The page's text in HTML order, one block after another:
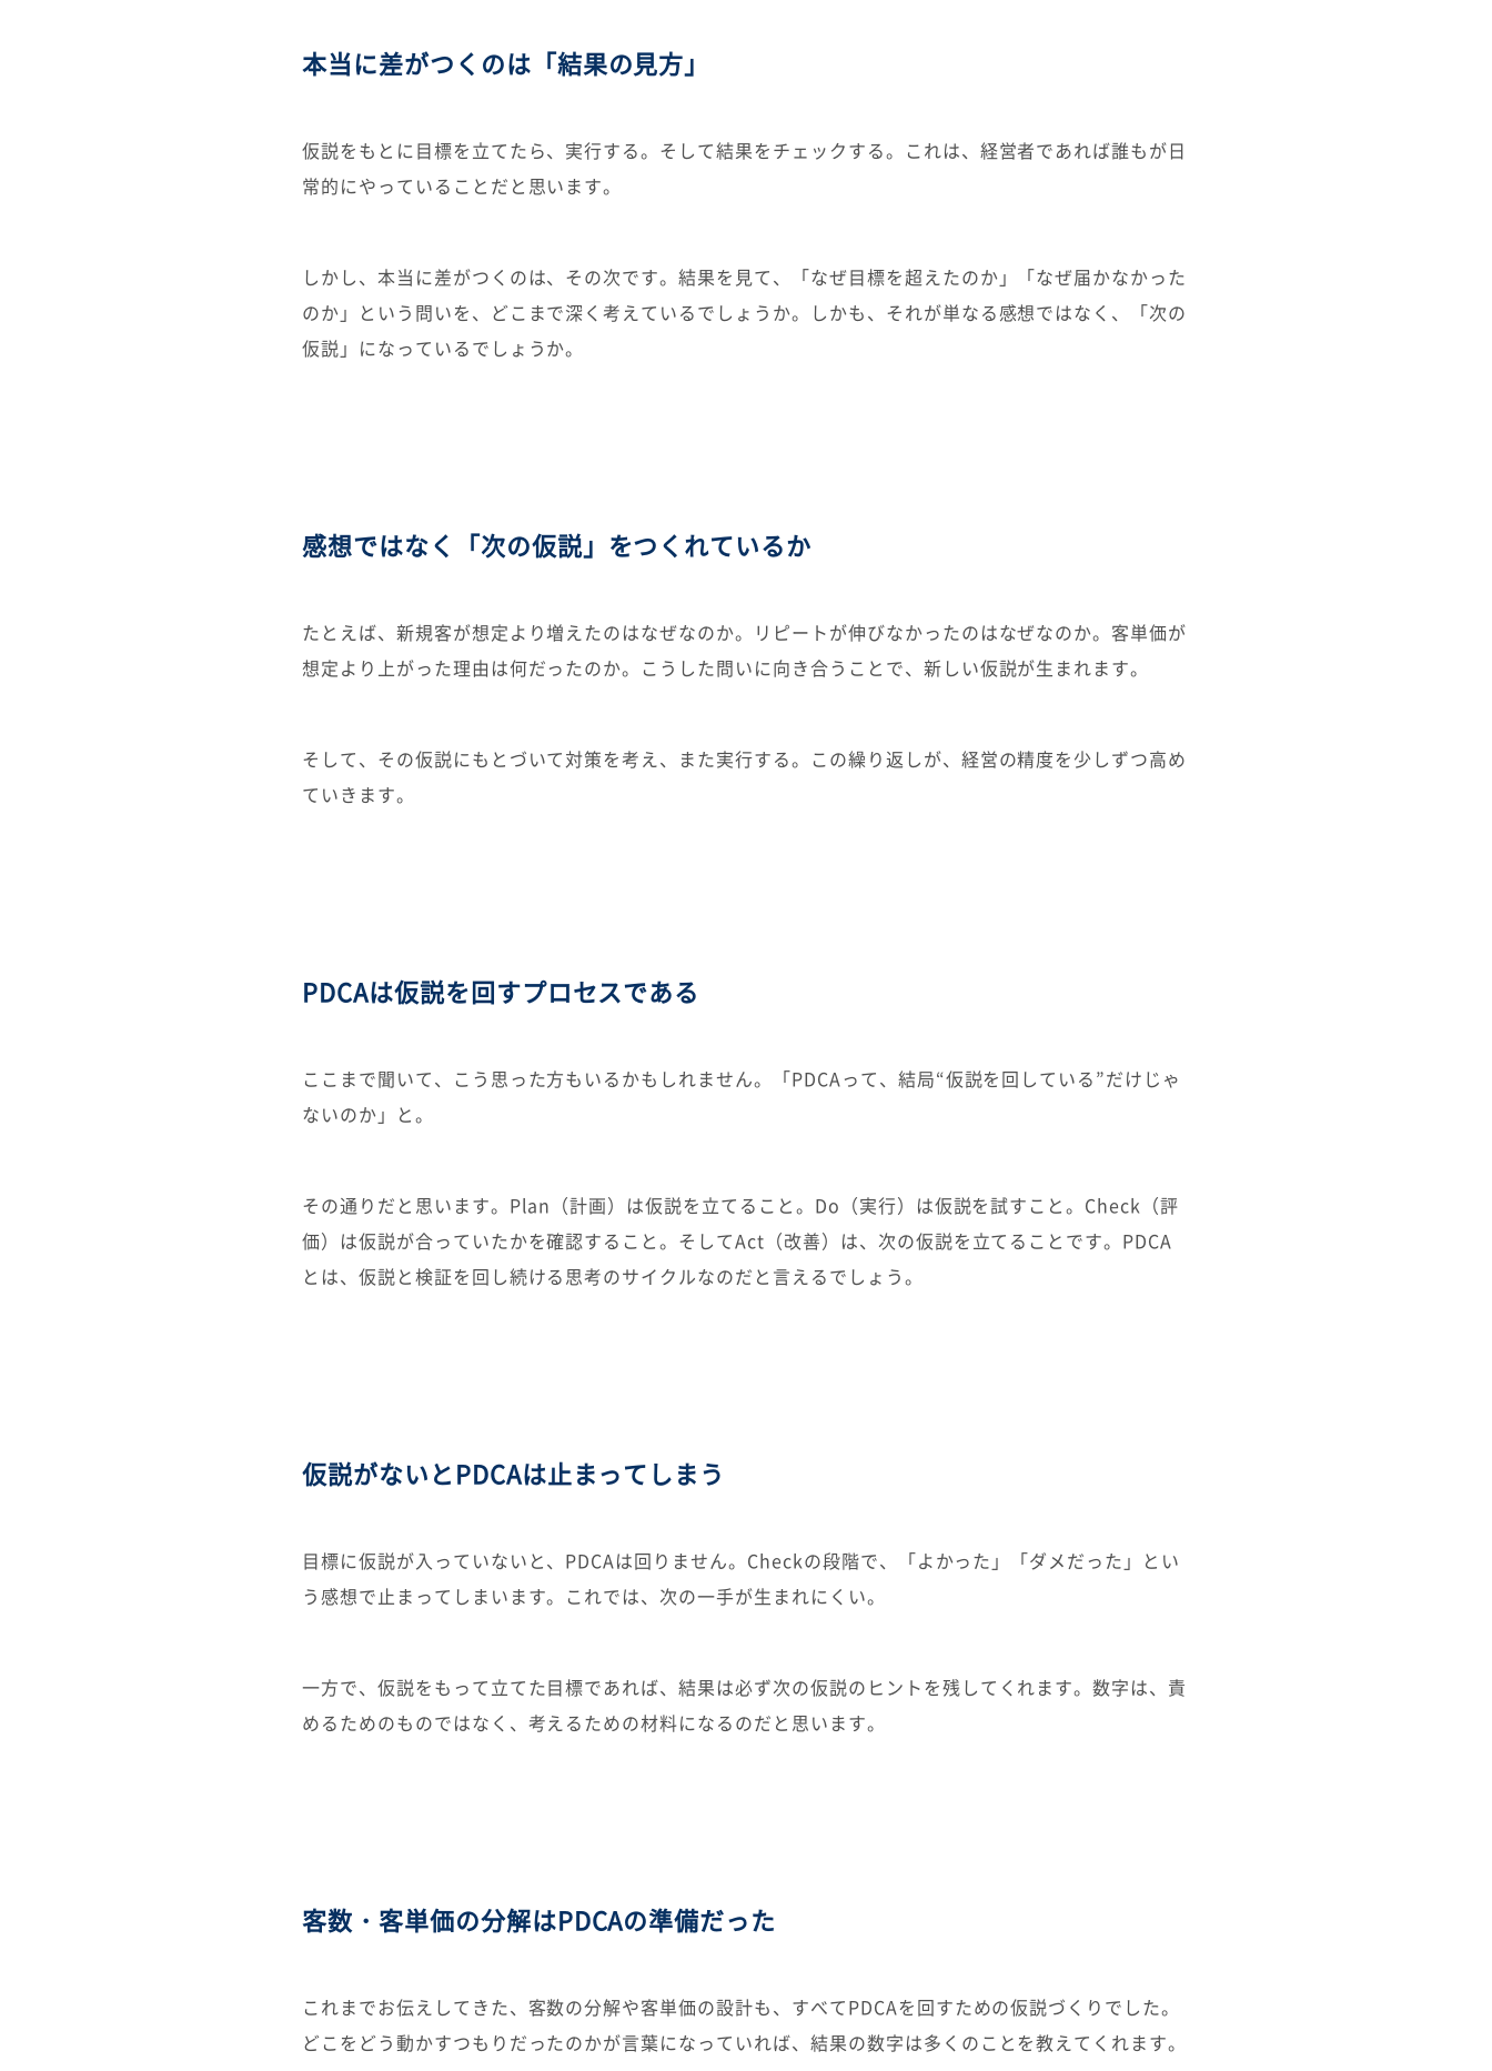
本当に差がつくのは「結果の見方」
仮説をもとに目標を立てたら、実行する。そして結果をチェックする。これは、経営者であれば誰もが日
常的にやっていることだと思います。
しかし、本当に差がつくのは、その次です。結果を見て、「なぜ目標を超えたのか」「なぜ届かなかった
のか」という問いを、どこまで深く考えているでしょうか。しかも、それが単なる感想ではなく、「次の
仮説」になっているでしょうか。
感想ではなく「次の仮説」をつくれているか
たとえば、新規客が想定より増えたのはなぜなのか。リピートが伸びなかったのはなぜなのか。客単価が
想定より上がった理由は何だったのか。こうした問いに向き合うことで、新しい仮説が生まれます。
そして、その仮説にもとづいて対策を考え、また実行する。この繰り返しが、経営の精度を少しずつ高め
ていきます。
PDCAは仮説を回すプロセスである
ここまで聞いて、こう思った方もいるかもしれません。「PDCAって、結局“仮説を回している”だけじゃ
ないのか」と。
その通りだと思います。Plan（計画）は仮説を立てること。Do（実行）は仮説を試すこと。Check（評
価）は仮説が合っていたかを確認すること。そしてAct（改善）は、次の仮説を立てることです。PDCA
とは、仮説と検証を回し続ける思考のサイクルなのだと言えるでしょう。
仮説がないとPDCAは止まってしまう
目標に仮説が入っていないと、PDCAは回りません。Checkの段階で、「よかった」「ダメだった」とい
う感想で止まってしまいます。これでは、次の一手が生まれにくい。
一方で、仮説をもって立てた目標であれば、結果は必ず次の仮説のヒントを残してくれます。数字は、責
めるためのものではなく、考えるための材料になるのだと思います。
客数・客単価の分解はPDCAの準備だった
これまでお伝えしてきた、客数の分解や客単価の設計も、すべてPDCAを回すための仮説づくりでした。
どこをどう動かすつもりだったのかが言葉になっていれば、結果の数字は多くのことを教えてくれます。